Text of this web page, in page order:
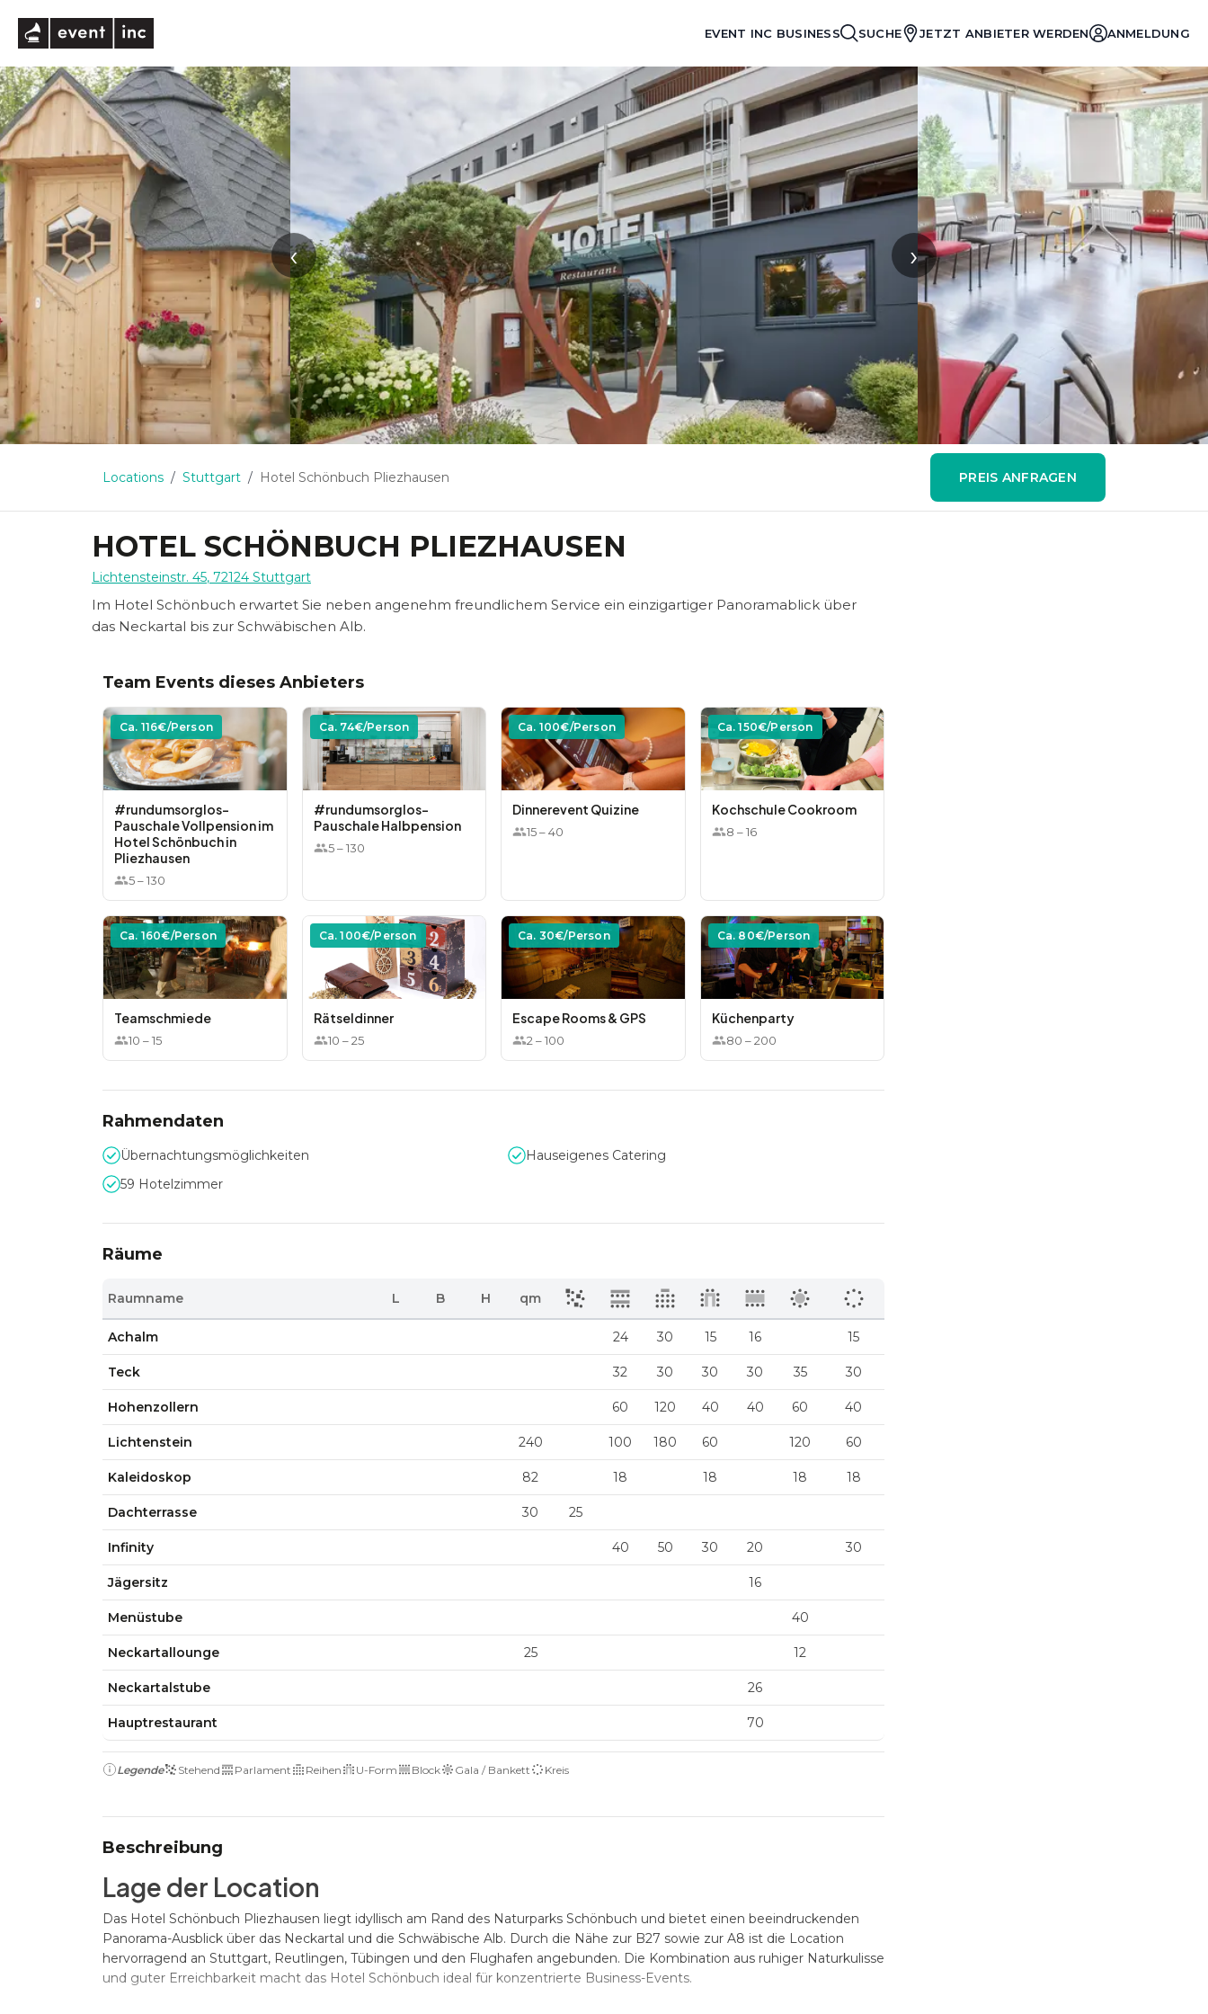
EVENT INC BUSINESS SUCHE JETZT ANBIETER WERDEN ANMELDUNG
‹ ›
Locations Stuttgart Hotel Schönbuch Pliezhausen PREIS ANFRAGEN
HOTEL SCHÖNBUCH PLIEZHAUSEN
Lichtensteinstr. 45, 72124 Stuttgart
Im Hotel Schönbuch erwartet Sie neben angenehm freundlichem Service ein einzigartiger Panoramablick über
das Neckartal bis zur Schwäbischen Alb.
Team Events dieses Anbieters
Ca. 116€/Person
#rundumsorglos-
Pauschale Vollpension im
Hotel Schönbuch in
Pliezhausen
5–130
Ca. 74€/Person
#rundumsorglos-
Pauschale Halbpension
5–130
Ca. 100€/Person
Dinnerevent Quizine
15–40
Ca.150€/Person
Kochschule Cookroom
8 –16
Ca. 160€/Person
Teamschmiede
10 –15
Ca.100€/Person
Rätseldinner
10 –25
Ca. 30€/Person
Escape Rooms & GPS
2 –100
Ca. 80€/Person
Küchenparty
80 –200
Rahmendaten
Übernachtungsmöglichkeiten
Hauseigenes Catering
59 Hotelzimmer
Räume
Raumname L B H qm
Achalm 24 30 15 16 15
Teck 32 30 30 30 35 30
Hohenzollern 60 120 40 40 60 40
Lichtenstein 240 100 180 60 120 60
Kaleidoskop 82 18 18 18 18
Dachterrasse 30 25
Infinity 40 50 30 20 30
Jägersitz 16
Menüstube 40
Neckartallounge 25 12
Neckartalstube 26
Hauptrestaurant 70
Legende Stehend Parlament Reihen U-Form Block Gala / Bankett Kreis
Beschreibung
Lage der Location
Das Hotel Schönbuch Pliezhausen liegt idyllisch am Rand des Naturparks Schönbuch und bietet einen beeindruckenden
Panorama-Ausblick über das Neckartal und die Schwäbische Alb. Durch die Nähe zur B27 sowie zur A8 ist die Location
hervorragend an Stuttgart, Reutlingen, Tübingen und den Flughafen angebunden. Die Kombination aus ruhiger Naturkulisse
und guter Erreichbarkeit macht das Hotel Schönbuch ideal für konzentrierte Business-Events.